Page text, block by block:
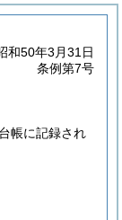
和50年3月31日
条例第7号
帳に記録され